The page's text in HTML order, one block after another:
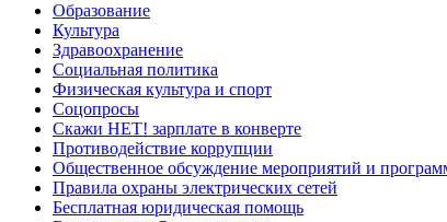
Образование
Культура
Здравоохранение
Социальная политика
Физическая культура и спорт
Соцопросы
Скажи НЕТ! зарплате в конверте
Противодействие коррупции
Общественное обсуждение мероприятий и
Правила охраны электрических сетей
Бесплатная юридическая помощь